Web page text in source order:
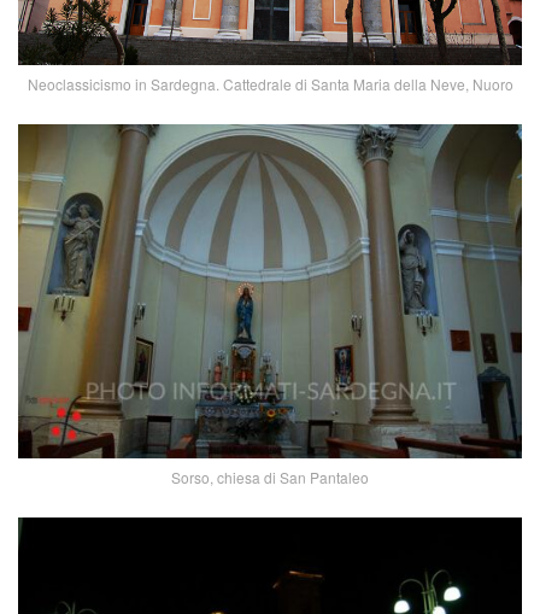
Neoclassicismo in Sardegna. Cattedrale di Santa Maria della Neve, Nuoro
Sorso, chiesa di San Pantaleo